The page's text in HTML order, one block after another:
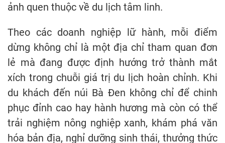
ảnh quen thuộc về du lịch tâm linh.
Theo các doanh nghiệp lữ hành, mỗi điểm
dừng không chỉ là một địa chỉ tham quan đơn
lẻ mà đang được định hướng trở thành mắt
xích trong chuỗi giá trị du lịch hoàn chỉnh. Khi
du khách đến núi Bà Đen không chỉ để chinh
phục đỉnh cao hay hành hương mà còn có thể
trải nghiệm nông nghiệp xanh, khám phá văn
hóa bản địa, nghỉ dưỡng sinh thái, thưởng thức